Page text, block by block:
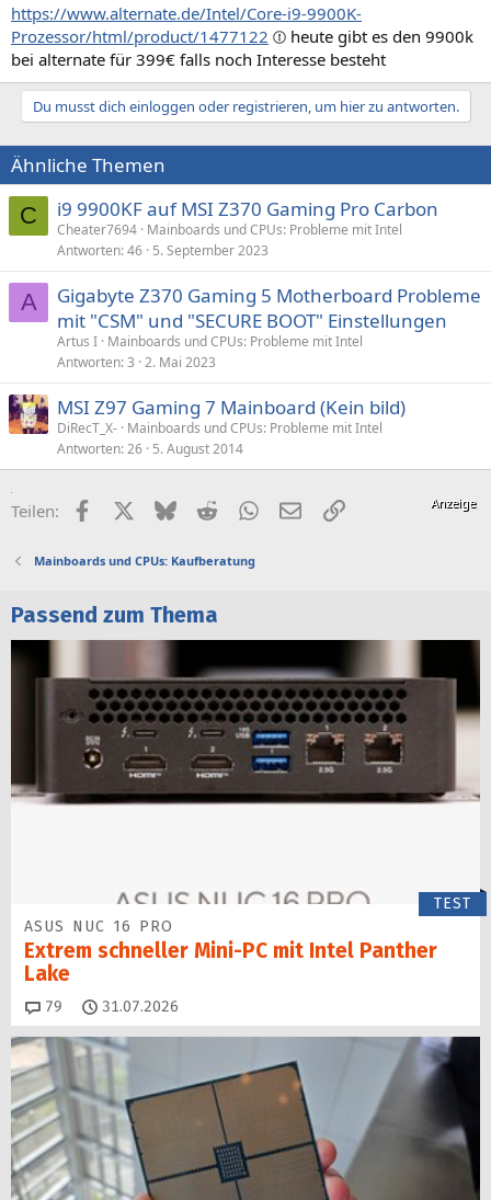
:
https://www.alternate.de/Intel/Core-i9-9900K-
Prozessor/html/product/1477122
heute gibt es den 9900k
bei alternate für 399€ falls noch Interesse besteht
Du musst dich einloggen oder registrieren, um hier zu antworten.
Ähnliche Themen
C i9 9900KF auf MSI Z370 Gaming Pro Carbon
Cheater7694 Mainboards und CPUs: Probleme mit Intel
Antworten 46 5. September 2023
A
Gigabyte Z370 Gaming 5 Motherboard Probleme
mit "CSM" und "SECURE BOOT" Einstellungen
Artus I Mainboards und CPUs: Probleme mit Intel
Antworten 3 2. Mai 2023
MSI Z97 Gaming 7 Mainboard (Kein bild)
DiRecT_X- Mainboards und CPUs: Probleme mit Intel
Antworten 26 5. August 2014
Teilen: FacebookX (Twitter)
BlueskyRedditWhatsApp
E-MailLink
Mainboards und CPUs: Kaufberatung
Passend zum Thema
TEST
ASUS NUC 16 PRO
Extrem schneller Mini-PC mit Intel Panther
Lake
79 Kommentare
31.07.2026